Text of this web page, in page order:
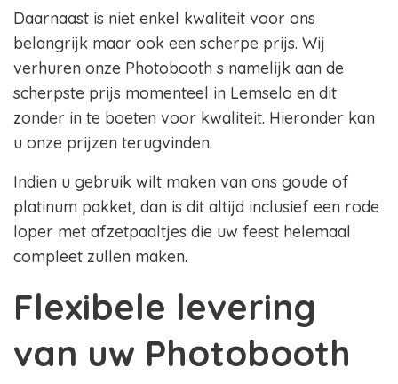
Daarnaast is niet enkel kwaliteit voor ons
belangrijk maar ook een scherpe prijs. Wij
verhuren onze Photobooth s namelijk aan de
scherpste prijs momenteel in Lemselo en dit
zonder in te boeten voor kwaliteit. Hieronder kan
u onze prijzen terugvinden.
Indien u gebruik wilt maken van ons goude of
platinum pakket, dan is dit altijd inclusief een rode
loper met afzetpaaltjes die uw feest helemaal
compleet zullen maken.
Flexibele levering
van uw Photobooth